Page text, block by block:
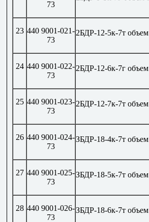
73
23 440 9001-021-
73
2БДР-12-5к-7т
24 440 9001-022-
73
2БДР-12-6к-7г
25 440 9001-023-
73
2БДР-12-7к-7т
26 440 9001-024-
73
ЗБДР-18-4к-7т
27 440 9001-025-
73
ЗБДР-18-5к-7т
28 440 9001-026-
73
ЗБДР-18-6к-7т